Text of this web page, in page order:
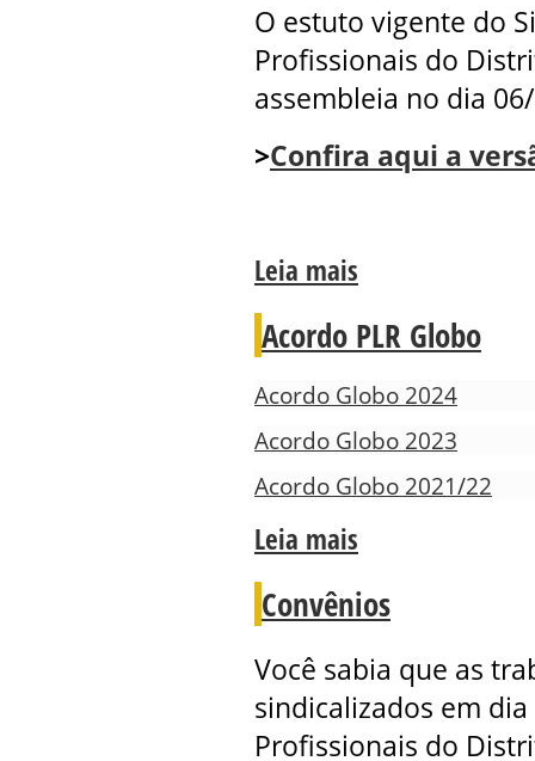
O estuto vigente do
Profissionais do
assembleia no dia
>Confira aqui a
Leia mais
Acordo PLR Globo
Acordo Globo 2024
Acordo Globo 2023
Acordo Globo 2021/22
Leia mais
Convênios
Você sabia que as
sindicalizados em
Profissionais do